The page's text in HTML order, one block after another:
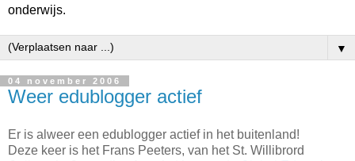
onderwijs.
▼
04 november 2006
Weer edublogger actief
Er is alweer een edublogger actief in het buitenland!
Deze keer is het Frans Peeters, van het St. Willibrord